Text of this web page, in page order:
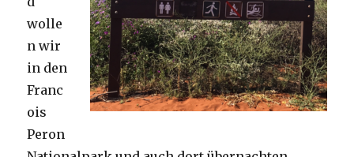
wolle
n wir
in den
Franc
ois
Peron